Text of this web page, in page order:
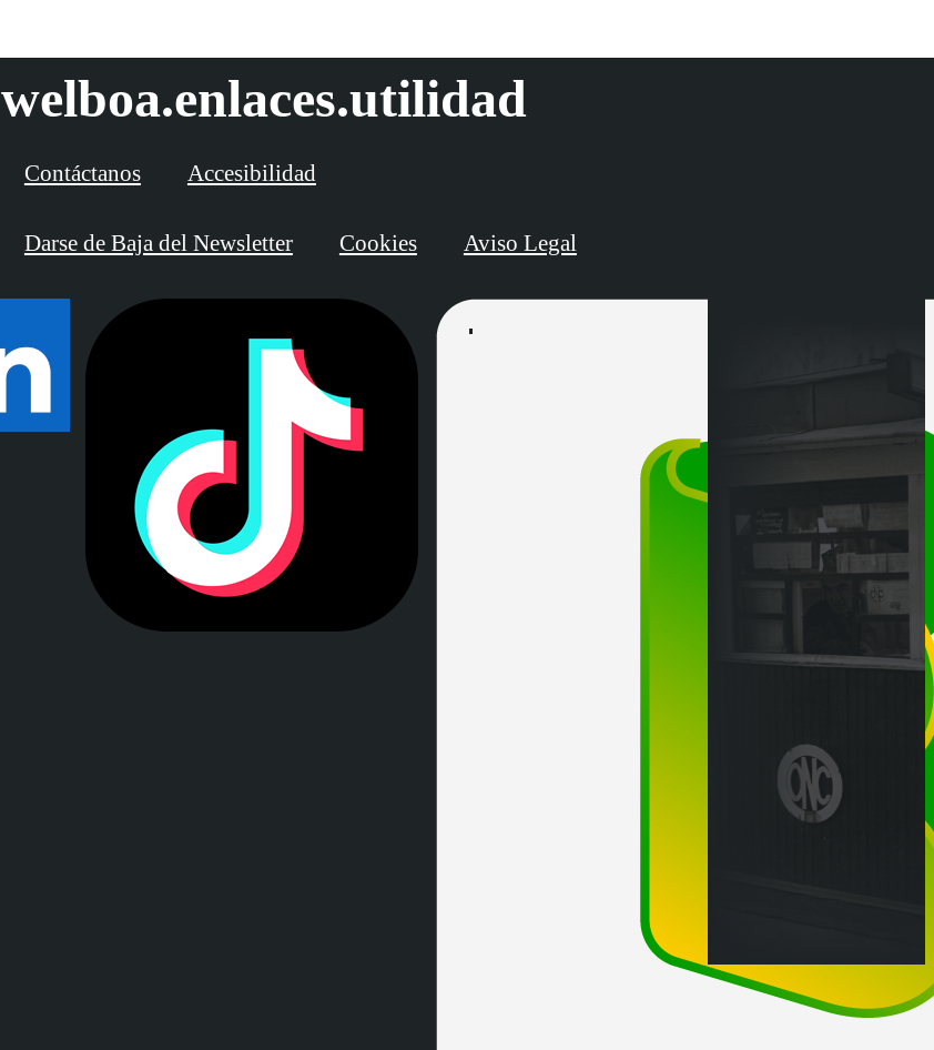
welboa.enlaces.utilidad
Contáctanos Accesibilidad
Darse de Baja del Newsletter Cookies Aviso Legal